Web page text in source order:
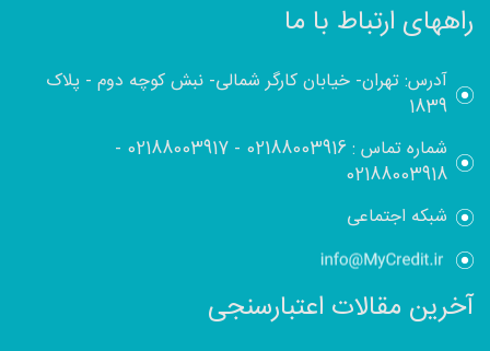
راههای ارتباط با ما
آدرس: تهران- خیابان کارگر شمالی- نبش کوچه دوم - پلاک
1839
شماره تماس :02188003916
-
02188003917
-
02188003918
شبکه اجتماعی
آخرین مقالات اعتبارسنجی